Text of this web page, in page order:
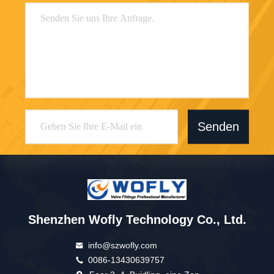
Senden
Shenzhen Wofly Technology Co., Ltd.
info@szwofly.com
0086-13430639757